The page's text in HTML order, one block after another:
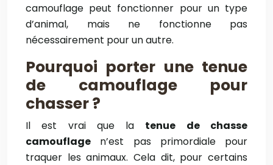
camouflage peut fonctionner pour un type
d’animal, mais ne fonctionne pas
nécessairement pour un autre.
Pourquoi porter une tenue
de camouflage pour
chasser ?
Il est vrai que la tenue de chasse
camouflage n’est pas primordiale pour
traquer les animaux. Cela dit, pour certains